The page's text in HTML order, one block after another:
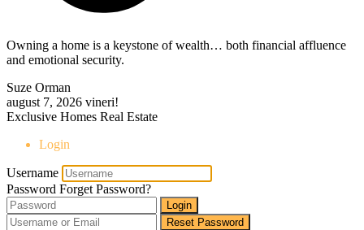
Owning a home is a keystone of wealth… both financial affluence
and emotional security.
Suze Orman
august 7, 2026 vineri!
Exclusive Homes Real Estate
Login
Username
Password Forget Password?
Login
Reset Password